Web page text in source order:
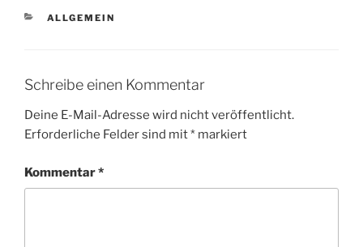
KATEGORIEN
ALLGEMEIN
Schreibe einen Kommentar
Deine E-Mail-Adresse wird nicht veröffentlicht.
Erforderliche Felder sind mit* markiert
Kommentar*